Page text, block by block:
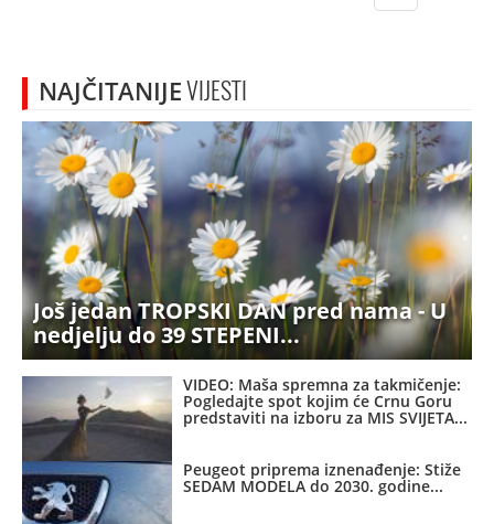
NAJČITANIJEVIJESTI
Još jedan TROPSKI DAN pred nama - U
nedjelju do 39 STEPENI
VIDEO: Maša spremna za takmičenje:
Pogledajte spot kojim će Crnu Goru
predstaviti na izboru za MIS SVIJETA
Peugeot priprema iznenađenje: Stiže
SEDAM MODELA do 2030. godine